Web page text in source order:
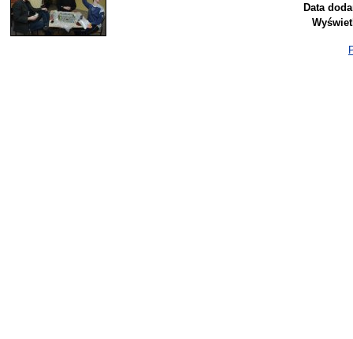
Data